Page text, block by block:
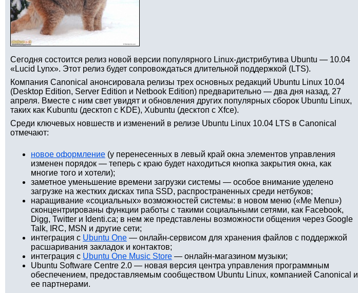
Сегодня состоится релиз новой версии популярного Linux-дистрибутива Ubuntu — 10.04
«Lucid Lynx». Этот релиз будет сопровождаться длительной поддержкой (LTS).
Компания Canonical анонсировала релизы трех основных редакций Ubuntu Linux 10.04
(Desktop Edition, Server Edition и Netbook Edition) предварительно — два дня назад, 27
апреля. Вместе с ним свет увидят и обновления других популярных сборок Ubuntu Linux,
таких как Kubuntu (десктоп с KDE), Xubuntu (десктоп с Xfce).
Среди ключевых новшеств и изменений в релизе Ubuntu Linux 10.04 LTS в Canonical
отмечают:
новое оформление (у перенесенных в левый край окна элементов управления
изменен порядок — теперь с краю будет находиться кнопка закрытия окна, как
многие того и хотели);
заметное уменьшение времени загрузки системы — особое внимание уделено
загрузке на жестких дисках типа SSD, распространенных среди нетбуков;
наращивание «социальных» возможностей системы: в новом меню («Me Menu»)
сконцентрированы функции работы с такими социальными сетями, как Facebook,
Digg, Twitter и Identi.ca; в нем же представлены возможности общения через Google
Talk, IRC, MSN и другие сети;
интеграция с Ubuntu One — онлайн-сервисом для хранения файлов с поддержкой
расшаривания закладок и контактов;
интеграция с Ubuntu One Music Store — онлайн-магазином музыки;
Ubuntu Software Centre 2.0 — новая версия центра управления программным
обеспечением, предоставляемым сообществом Ubuntu Linux, компанией Canonical и
ее партнерами.